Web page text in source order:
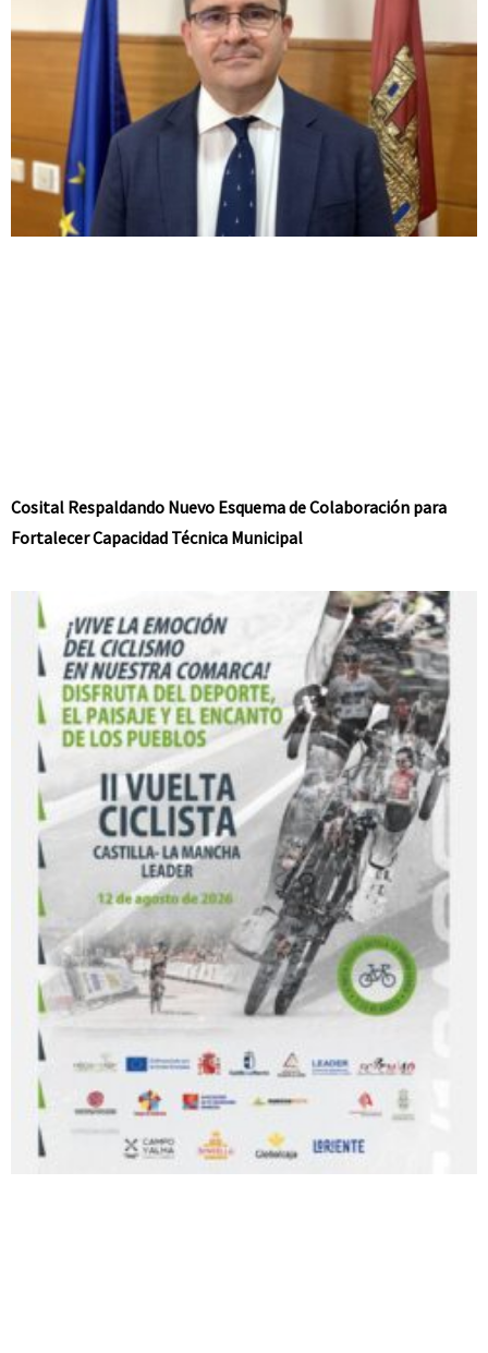
Cosital Respaldando Nuevo Esquema de Colaboración para
Fortalecer Capacidad Técnica Municipal